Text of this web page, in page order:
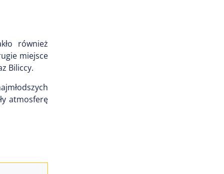
również
miejsce
Biliccy.
atmosferę